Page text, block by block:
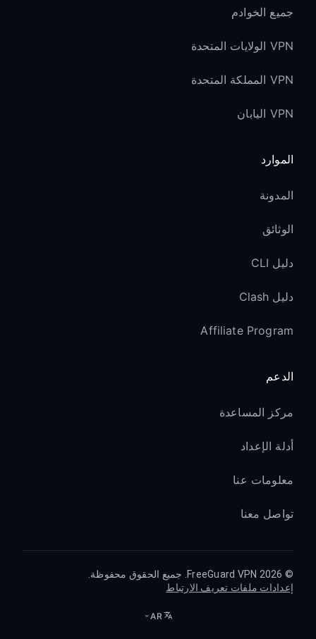
جميع الخوادم
VPN الولايات المتحدة
VPN المملكة المتحدة
VPN اليابان
الموارد
المدونة
الوثائق
دليل CLI
دليل Clash
Affiliate Program
الدعم
مركز المساعدة
أدلة الإعداد
معلومات عنا
تواصل معنا
© 2026 FreeGuard VPN. جميع الحقوق محفوظة.
إعدادات ملفات تعريف الارتباط
AR